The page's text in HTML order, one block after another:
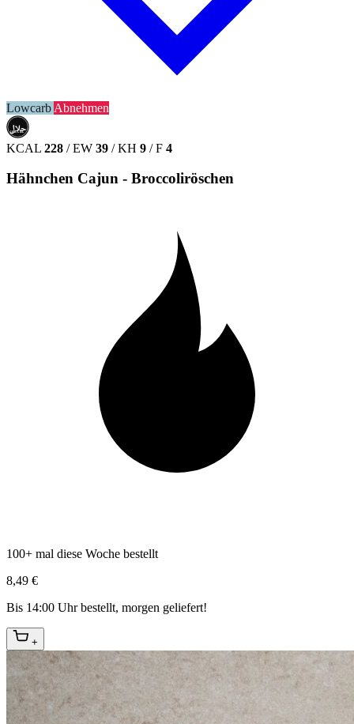
Lowcarb Abnehmen
حلال
HALAL
KCAL 228 / EW 39 / KH 9 / F 4
Hähnchen Cajun - Broccoliröschen
100+ mal diese Woche bestellt
8,49 €
Bis 14:00 Uhr bestellt, morgen geliefert!
+